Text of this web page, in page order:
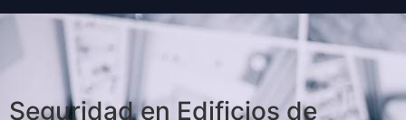
Seguridad en Edificios de